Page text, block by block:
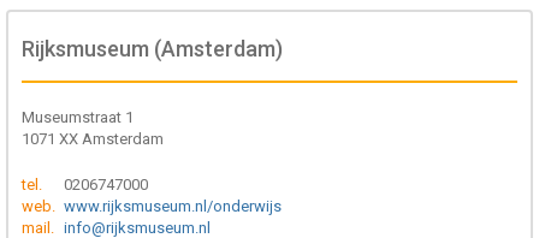
Rijksmuseum (Amsterdam)
Museumstraat 1
1071 XX Amsterdam
tel.
0206747000
web. www.rijksmuseum.nl/onderwijs
mail. info@rijksmuseum.nl